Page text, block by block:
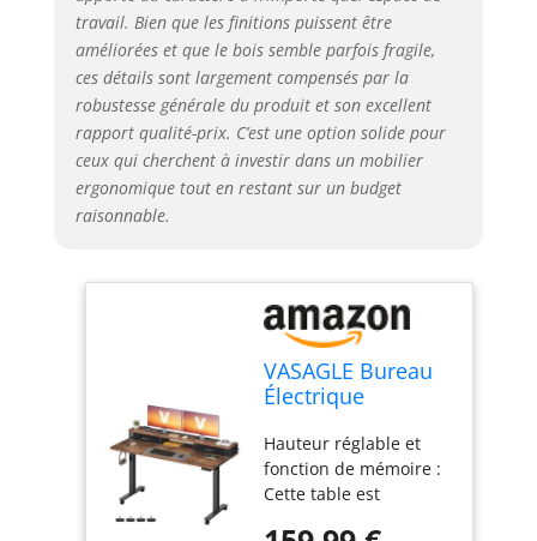
soutien confère au
plateau de table une
grande stabilité, finis
les de vacillements.
Grâce à ses pieds en
acier, ce bureau
réglable en hauteur
peut supporter jusqu'à
aux instructions faciles
à comprendre, vous
assemblerez
rapidement ce bureau
réglable en hauteur.
Remarque : Le plateau
est composé de quatre
parties distinctes
travail. Bien que les finitions puissent être
améliorées et que le bois semble parfois fragile,
ces détails sont largement compensés par la
robustesse générale du produit et son excellent
rapport qualité-prix. C’est une option solide pour
ceux qui cherchent à investir dans un mobilier
ergonomique tout en restant sur un budget
raisonnable.
VASAGLE Bureau
Électrique
Hauteur, Table
Assis-Debout, 140
x 60 x (72-120) cm,
Hauteur réglable et
fonction de mémoire :
Cette table est